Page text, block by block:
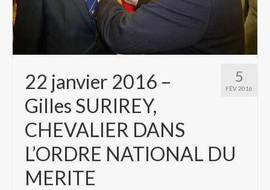
5
FÉV 2016
22 janvier 2016 –
Gilles SURIREY,
CHEVALIER DANS
L’ORDRE NATIONAL DU
MERITE